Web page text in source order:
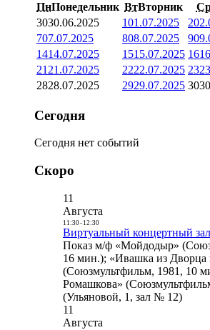
ПнПонедельник ВтВторник
3030.06.2025 101.07.2025 2
707.07.2025 808.07.2025 9
1414.07.2025 1515.07.2025 16
21 21.07.2025 2222.07.2025 23
2828.07.2025 2929.07.2025 30
Сегодня
Сегодня нет событий
Скоро
11
Августа
11:30- 12:30
Виртуальный концертный
Показ м/ф «Мойдодыр»
16 мин.); «Ивашка из Дворца
(Союзмультфильм, 1981, 10
Ромашкова»
(Ульяновой, 1, зал № 12)
11
Августа